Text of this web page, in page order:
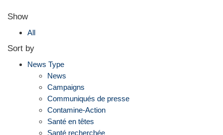
Show
All
Sort by
News Type
News
Campaigns
Communiqués de presse
Contamine-Action
Santé en têtes
Santé recherchée